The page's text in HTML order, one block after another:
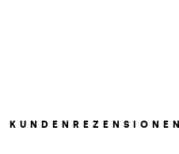
KUNDENREZENSIONEN